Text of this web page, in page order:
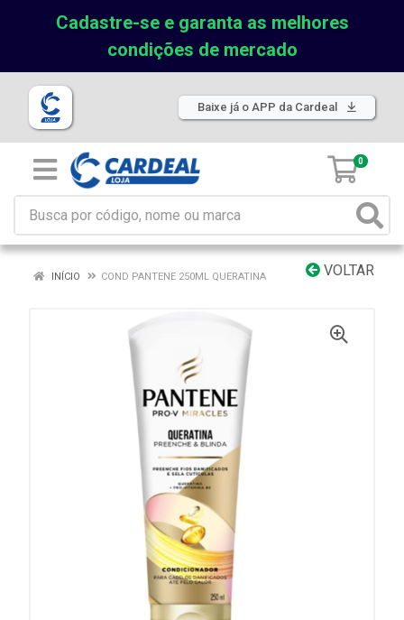
Cadastre-se e garanta as melhores
condições de mercado
Baixe já o APP da Cardeal
0
VOLTAR
INÍCIO COND PANTENE 250ML QUERATINA